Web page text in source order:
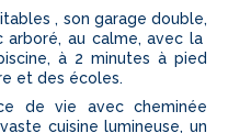
, son garage double,
au calme, avec la
à 2 minutes à pied
et des écoles.
de vie avec cheminée
cuisine lumineuse, un